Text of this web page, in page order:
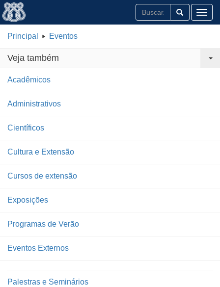
Principal Eventos
Veja também
Acadêmicos
Administrativos
Científicos
Cultura e Extensão
Cursos de extensão
Exposições
Programas de Verão
Eventos Externos
Palestras e Seminários